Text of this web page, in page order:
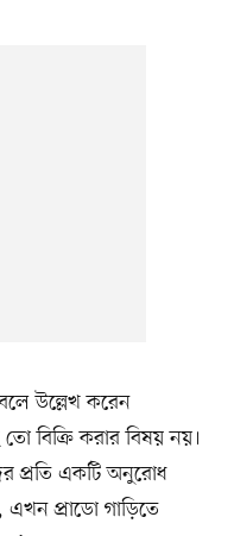
উল্লেখ করেন
বিক্রি করার বিষয় নয়।
প্রতি একটি অনুরোধ
প্রাডো গাড়িতে